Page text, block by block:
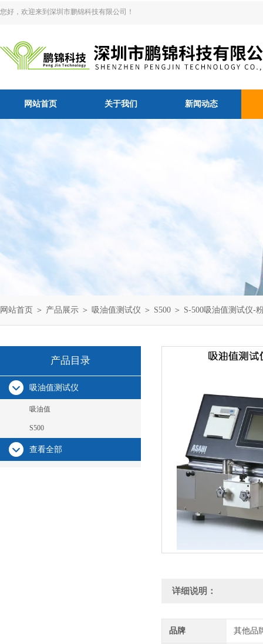
您好，欢迎来到深圳市鹏锦科技有限公司！
网站首页 关于我们 新闻动态
网站首页 ＞ 产品展示 ＞ 吸油值测试仪 ＞ S500 ＞ S-500吸油值测试仪-
产品目录
吸油值测试仪
吸油值
S500
查看全部
详细说明：
品牌 其他品